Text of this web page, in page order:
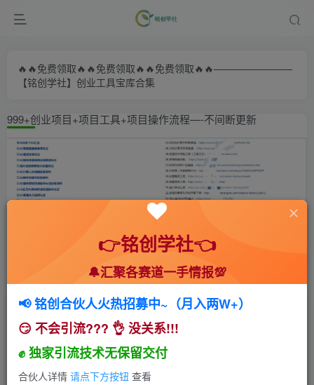
🔥🔥免费领取🔥🔥免费领取🔥🔥免费领取🔥🔥————————
【铭创学社】创业工具宝库合集
999+创业项目+项目工具+项目操作流程—-不间断更新
首页 🍻会员专享 📚综合教程 正文
半个月收益7K+，无脑搬砖，0成本做中间商，转
手就赚钱，一单上百块，单…
小助手
👉铭创学社👈
🔔汇聚各赛道一手情报💯
📢 铭创合伙人火热招募中~（月入两W+）
😏 不会引流??? 👌 没关系!!!
✊ 独家引流技术无保留交付
合伙人详情 请点下方按钮 查看